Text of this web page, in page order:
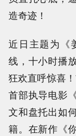
造奇迹！
近日主题为《
线，十小时播
狂欢直呼惊喜
首部执导电影
文和盘托出如
籍。在新作《